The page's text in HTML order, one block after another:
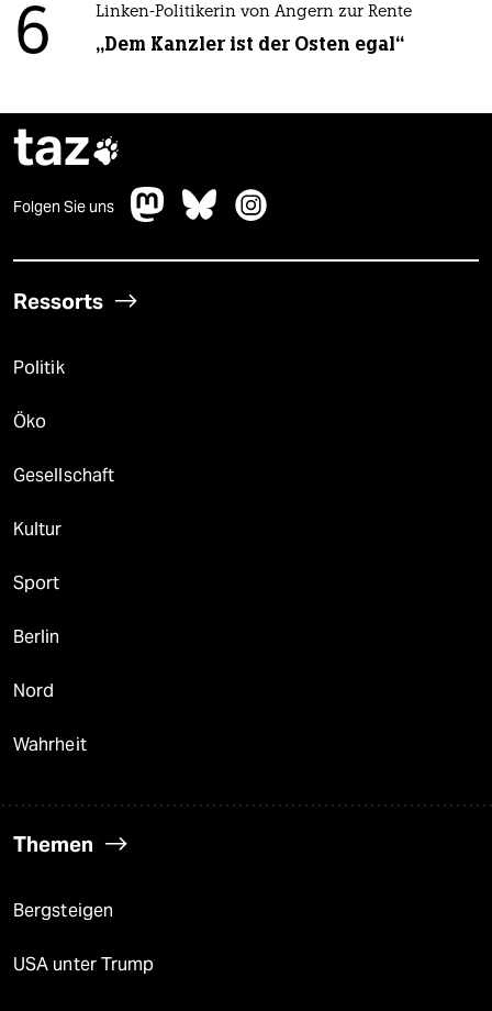
6 Linken-Politikerin von Angern zur Rente
„Dem Kanzler ist der Osten egal“
taz
Folgen Sie uns
Ressorts
Politik
Öko
Gesellschaft
Kultur
Sport
Berlin
Nord
Wahrheit
Themen
Bergsteigen
USA unter Trump